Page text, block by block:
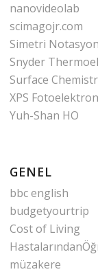
nanovideolab
scimagojr.com
Simetri
Snyder
Surface
XPS
Yuh-Shan HO
GENEL
bbc english
budgetyourtrip
Cost of Living
müzakere